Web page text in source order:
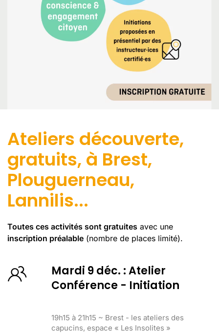
Ateliers découverte,
gratuits, à Brest,
Plouguerneau,
Lannilis...
Toutes ces activités sont gratuites avec une
inscription préalable (nombre de places limité).
Mardi 9 déc. : Atelier
Conférence - Initiation
19h15 à 21h15 ~ Brest - les ateliers des
capucins, espace « Les Insolites »